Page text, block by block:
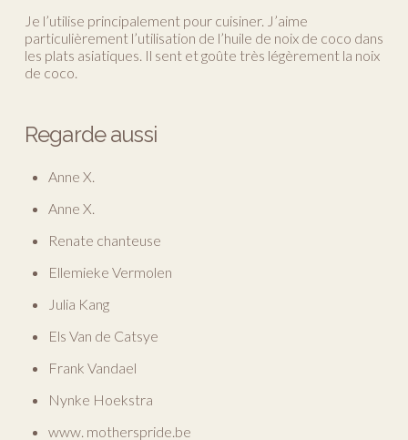
Je l’utilise principalement pour cuisiner. J’aime
particulièrement l’utilisation de l’huile de noix de coco dans
les plats asiatiques. Il sent et goûte très légèrement la noix
de coco.
Regarde aussi
Anne X.
Anne X.
Renate chanteuse
Ellemieke Vermolen
Julia Kang
Els Van de Catsye
Frank Vandael
Nynke Hoekstra
www. motherspride.be